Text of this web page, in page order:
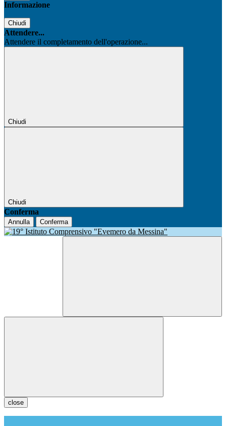
Informazione
Chiudi
Attendere...
Attendere il completamento dell'operazione...
Chiudi
Chiudi
Conferma
Annulla Conferma
close